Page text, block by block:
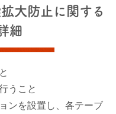
大防止に関する
細
うこと
ンを設置し、各テーブ